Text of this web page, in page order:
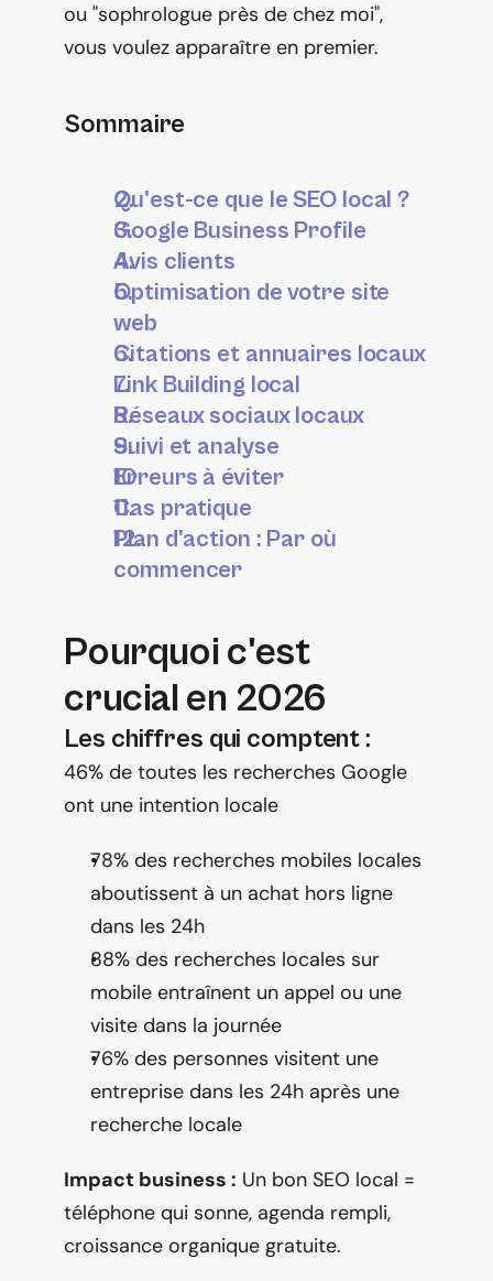
ou "sophrologue près de chez moi",
vous voulez apparaître en premier.
Sommaire
Qu'est-ce que le SEO local ?
Google Business Profile
Avis clients
Optimisation de votre site
web
Citations et annuaires locaux
Link Building local
Réseaux sociaux locaux
Suivi et analyse
Erreurs à éviter
Cas pratique
Plan d'action : Par où
commencer
Pourquoi c'est
crucial en 2026
Les chiffres qui comptent :
46% de toutes les recherches Google
ont une intention locale
78% des recherches mobiles locales
aboutissent à un achat hors ligne
dans les 24h
88% des recherches locales sur
mobile entraînent un appel ou une
visite dans la journée
76% des personnes visitent une
entreprise dans les 24h après une
recherche locale
Impact business : Un bon SEO local =
téléphone qui sonne, agenda rempli,
croissance organique gratuite.